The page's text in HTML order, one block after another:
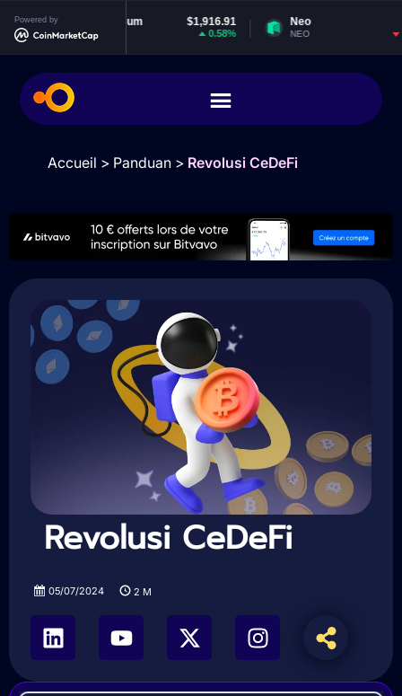
Powered byEthereum $1,916.91
ETH
Neo
Accueil > Panduan> Revolusi CeDeFi
Revolusi CeDeFi
05/07/2024 2 M